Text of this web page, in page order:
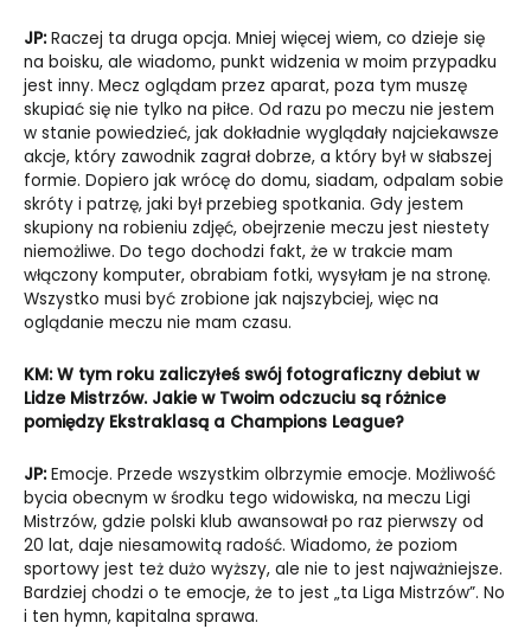
JP:Raczej ta druga opcja. Mniej więcej wiem, co dzieje się
na boisku, ale wiadomo, punkt widzenia w moim przypadku
jest inny. Mecz oglądam przez aparat, poza tym muszę
skupiać się nie tylko na piłce. Od razu po meczu nie jestem
w stanie powiedzieć, jak dokładnie wyglądały najciekawsze
akcje, który zawodnik zagrał dobrze, a który był w słabszej
formie. Dopiero jak wrócę do domu, siadam, odpalam sobie
skróty i patrzę, jaki był przebieg spotkania. Gdy jestem
skupiony na robieniu zdjęć, obejrzenie meczu jest niestety
niemożliwe. Do tego dochodzi fakt, że w trakcie mam
włączony komputer, obrabiam fotki, wysyłam je na stronę.
Wszystko musi być zrobione jak najszybciej, więc na
oglądanie meczu nie mam czasu.
KM: W tym roku zaliczyłeś swój fotograficzny debiut w
Lidze Mistrzów. Jakie w Twoim odczuciu są różnice
pomiędzy Ekstraklasą a Champions League?
JP:Emocje. Przede wszystkim olbrzymie emocje. Możliwość
bycia obecnym w środku tego widowiska, na meczu Ligi
Mistrzów, gdzie polski klub awansował po raz pierwszy od
20 lat, daje niesamowitą radość. Wiadomo, że poziom
sportowy jest też dużo wyższy, ale nie to jest najważniejsze.
Bardziej chodzi o te emocje, że to jest „ta Liga Mistrzów”. No
i ten hymn, kapitalna sprawa.